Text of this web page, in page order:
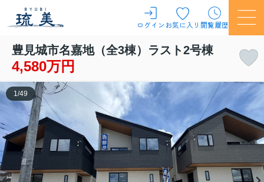
ログインお気に入り 閲覧履歴
豊見城市名嘉地（全3棟）ラスト2号棟
4,580万円
1 /49